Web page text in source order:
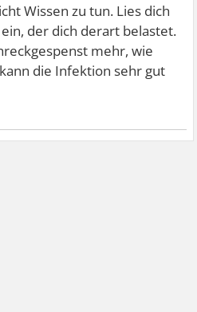
Wissen zu tun. Lies dich
der dich derart belastet.
mehr, wie
die Infektion sehr gut